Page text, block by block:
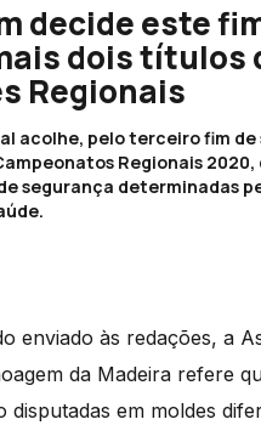
decide este
dois títulos
Regionais
acolhe, pelo terceiro fim de
Regionais
segurança determinadas
enviado às redações, a
da Madeira refere
disputadas em moldes